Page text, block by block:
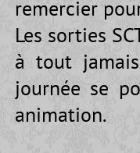
remercier
Les sorties
à tout
journée se
animation.